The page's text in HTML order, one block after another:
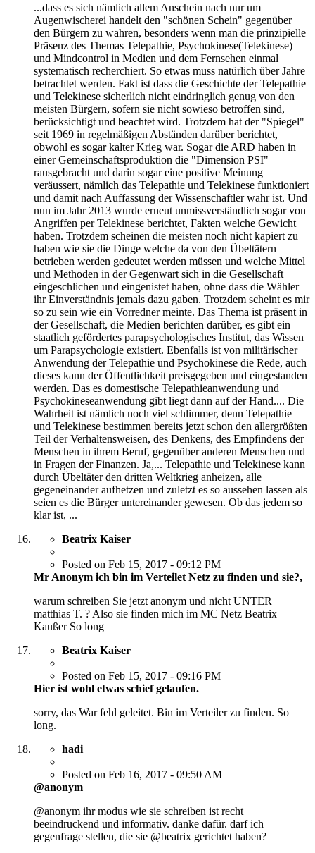
...dass es sich nämlich allem Anschein nach nur um
Augenwischerei handelt den "schönen Schein" gegenüber
den Bürgern zu wahren, besonders wenn man die prinzipielle
Präsenz des Themas Telepathie, Psychokinese(Telekinese)
und Mindcontrol in Medien und dem Fernsehen einmal
systematisch recherchiert. So etwas muss natürlich über Jahre
betrachtet werden. Fakt ist dass die Geschichte der Telepathie
und Telekinese sicherlich nicht eindringlich genug von den
meisten Bürgern, sofern sie nicht sowieso betroffen sind,
berücksichtigt und beachtet wird. Trotzdem hat der "Spiegel"
seit 1969 in regelmäßigen Abständen darüber berichtet,
obwohl es sogar kalter Krieg war. Sogar die ARD haben in
einer Gemeinschaftsproduktion die "Dimension PSI"
rausgebracht und darin sogar eine positive Meinung
veräussert, nämlich das Telepathie und Telekinese funktioniert
und damit nach Auffassung der Wissenschaftler wahr ist. Und
nun im Jahr 2013 wurde erneut unmissverständlich sogar von
Angriffen per Telekinese berichtet, Fakten welche Gewicht
haben. Trotzdem scheinen die meisten noch nicht kapiert zu
haben wie sie die Dinge welche da von den Übeltätern
betrieben werden gedeutet werden müssen und welche Mittel
und Methoden in der Gegenwart sich in die Gesellschaft
eingeschlichen und eingenistet haben, ohne dass die Wähler
ihr Einverständnis jemals dazu gaben. Trotzdem scheint es mir
so zu sein wie ein Vorredner meinte. Das Thema ist präsent in
der Gesellschaft, die Medien berichten darüber, es gibt ein
staatlich gefördertes parapsychologisches Institut, das Wissen
um Parapsychologie existiert. Ebenfalls ist von militärischer
Anwendung der Telepathie und Psychokinese die Rede, auch
dieses kann der Öffentlichkeit preisgegeben und eingestanden
werden. Das es domestische Telepathieanwendung und
Psychokineseanwendung gibt liegt dann auf der Hand.... Die
Wahrheit ist nämlich noch viel schlimmer, denn Telepathie
und Telekinese bestimmen bereits jetzt schon den allergrößten
Teil der Verhaltensweisen, des Denkens, des Empfindens der
Menschen in ihrem Beruf, gegenüber anderen Menschen und
in Fragen der Finanzen. Ja,... Telepathie und Telekinese kann
durch Übeltäter den dritten Weltkrieg anheizen, alle
gegeneinander aufhetzen und zuletzt es so aussehen lassen als
seien es die Bürger untereinander gewesen. Ob das jedem so
klar ist, ...
Beatrix Kaiser
Posted on Feb 15, 2017 - 09:12 PM
Mr Anonym ich bin im Verteilet Netz zu finden und sie?,
warum schreiben Sie jetzt anonym und nicht UNTER
matthias T. ? Also sie finden mich im MC Netz Beatrix
Kaußer So long
Beatrix Kaiser
Posted on Feb 15, 2017 - 09:16 PM
Hier ist wohl etwas schief gelaufen.
sorry, das War fehl geleitet. Bin im Verteiler zu finden. So
long.
hadi
Posted on Feb 16, 2017 - 09:50 AM
@anonym
@anonym ihr modus wie sie schreiben ist recht
beeindruckend und informativ. danke dafür. darf ich
gegenfrage stellen, die sie @beatrix gerichtet haben?